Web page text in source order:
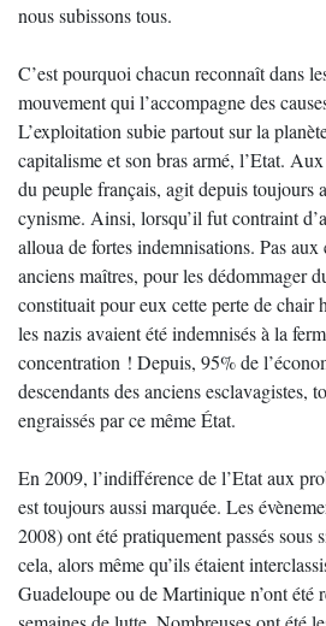
nous subissons tous.
C’est pourquoi chacun reconnaît dans
mouvement qui l’accompagne des
L’exploitation subie partout sur la
capitalisme et son bras armé, l’Etat.
du peuple français, agit depuis toujours
cynisme. Ainsi, lorsqu’il fut contraint
alloua de fortes indemnisations. Pas
anciens maîtres, pour les dédommager
constituait pour eux cette perte de chair
les nazis avaient été indemnisés à la
concentration ! Depuis, 95% de
descendants des anciens esclavagistes,
engraissés par ce même État.
En 2009, l’indifférence de l’Etat aux
est toujours aussi marquée. Les
2008) ont été pratiquement passés sous
cela, alors même qu’ils étaient
Guadeloupe ou de Martinique n’ont été